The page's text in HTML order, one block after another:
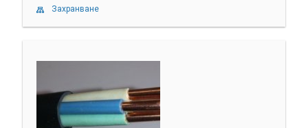
Захранване